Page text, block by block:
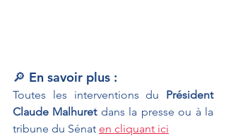
🔎 En savoir plus :
Toutes les interventions du Président
Claude Malhuret dans la presse ou à la
tribune du Sénat en cliquant ici